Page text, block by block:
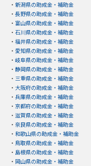
・ 新潟県の助成金・補助金
・ 長野県の助成金・補助金
・ 富山県の助成金・補助金
・ 石川県の助成金・補助金
・ 福井県の助成金・補助金
・ 愛知県の助成金・補助金
・ 岐阜県の助成金・補助金
・ 静岡県の助成金・補助金
・ 三重県の助成金・補助金
・ 大阪府の助成金・補助金
・ 兵庫県の助成金・補助金
・ 京都府の助成金・補助金
・ 滋賀県の助成金・補助金
・ 奈良県の助成金・補助金
・ 和歌山県の助成金・補助金
・ 鳥取県の助成金・補助金
・ 島根県の助成金・補助金
・ 岡山県の助成金・補助金